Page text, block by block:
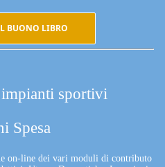
BUONO LIBRO
sportivi
Spesa
on-line dei vari moduli di contributo